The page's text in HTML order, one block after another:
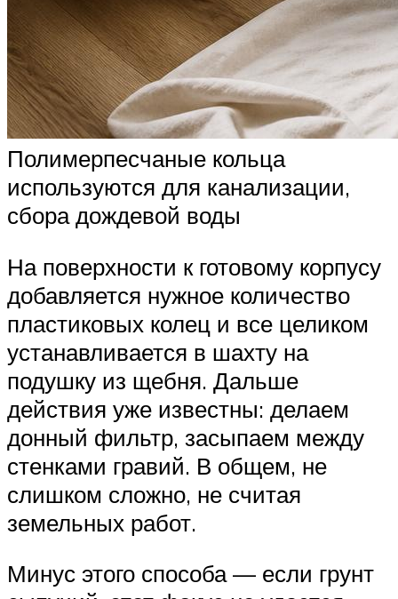
Полимерпесчаные кольца
используются для канализации,
сбора дождевой воды
На поверхности к готовому корпусу
добавляется нужное количество
пластиковых колец и все целиком
устанавливается в шахту на
подушку из щебня. Дальше
действия уже известны: делаем
донный фильтр, засыпаем между
стенками гравий. В общем, не
слишком сложно, не считая
земельных работ.
Минус этого способа — если грунт